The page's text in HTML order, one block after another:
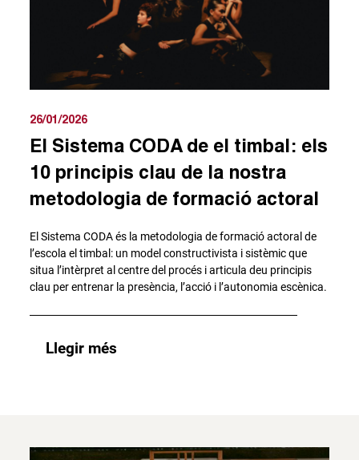
26/01/2026
El Sistema CODA de el timbal: els
10 principis clau de la nostra
metodologia de formació actoral
El Sistema CODA és la metodologia de formació actoral de
l’escola el timbal: un model constructivista i sistèmic que
situa l’intèrpret al centre del procés i articula deu principis
clau per entrenar la presència, l’acció i l’autonomia escènica.
Llegir més